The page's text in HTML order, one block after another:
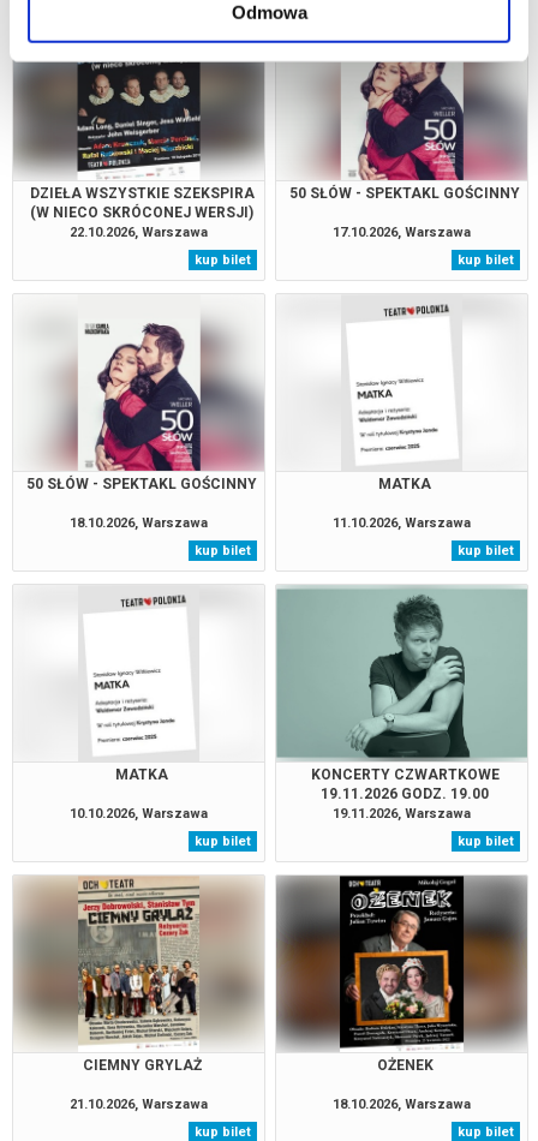
Odmowa
DZIEŁA WSZYSTKIE SZEKSPIRA
(W NIECO SKRÓCONEJ WERSJI)
22.10.2026, Warszawa
kup bilet
50 SŁÓW - SPEKTAKL GOŚCINNY
17.10.2026, Warszawa
kup bilet
50 SŁÓW - SPEKTAKL GOŚCINNY
18.10.2026, Warszawa
kup bilet
MATKA
11.10.2026, Warszawa
kup bilet
MATKA
10.10.2026, Warszawa
kup bilet
KONCERTY CZWARTKOWE
19.11.2026 GODZ. 19.00
19.11.2026, Warszawa
kup bilet
CIEMNY GRYLAŻ
21.10.2026, Warszawa
kup bilet
OŻENEK
18.10.2026, Warszawa
kup bilet